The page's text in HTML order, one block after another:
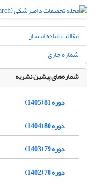
مقالات آماده انتشار
شماره جاری
شماره‌های پیشین نشریه
دوره 81 (1405)
دوره 80 (1404)
دوره 79 (1403)
دوره 78 (1402)